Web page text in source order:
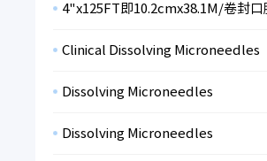
4"x125FT即10.2cmx38.1M/卷封口
Clinical Dissolving Microneedles
Dissolving Microneedles
Dissolving Microneedles